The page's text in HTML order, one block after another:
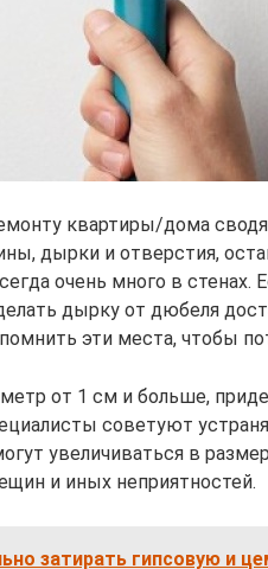
квартиры/дома
дырки и отверстия,
очень много в стенах.
дырку от дюбеля
эти места, чтобы
от 1 см и больше,
советуют
увеличиваться в
и иных неприятностей.
затирать гипсовую и